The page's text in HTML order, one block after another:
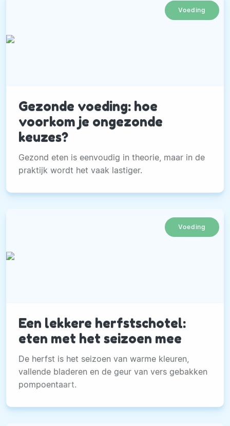
Voeding
Gezonde voeding: hoe
voorkom je ongezonde
keuzes?
Gezond eten is eenvoudig in theorie, maar in de
praktijk wordt het vaak lastiger.
Voeding
Een lekkere herfstschotel:
eten met het seizoen mee
De herfst is het seizoen van warme kleuren,
vallende bladeren en de geur van vers gebakken
pompoentaart.